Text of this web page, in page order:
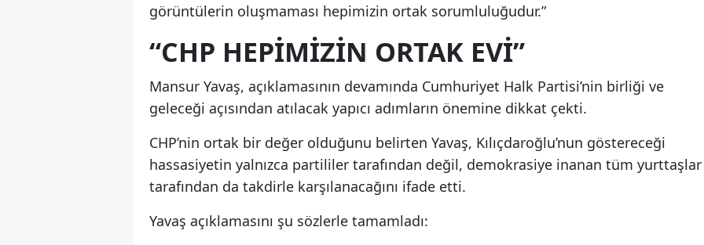
görüntülerin oluşmaması hepimizin ortak sorumluluğudur.”
“CHP HEPİMİZİN ORTAK EVİ”
Mansur Yavaş, açıklamasının devamında Cumhuriyet Halk Partisi’nin birliği ve
geleceği açısından atılacak yapıcı adımların önemine dikkat çekti.
CHP’nin ortak bir değer olduğunu belirten Yavaş, Kılıçdaroğlu’nun göstereceği
hassasiyetin yalnızca partililer tarafından değil, demokrasiye inanan tüm yurttaşlar
tarafından da takdirle karşılanacağını ifade etti.
Yavaş açıklamasını şu sözlerle tamamladı: